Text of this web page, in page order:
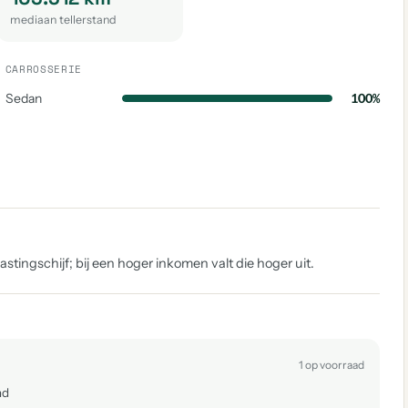
mediaan tellerstand
CARROSSERIE
Sedan 100%
bij een hoger inkomen valt die hoger uit.
1 op voorraad